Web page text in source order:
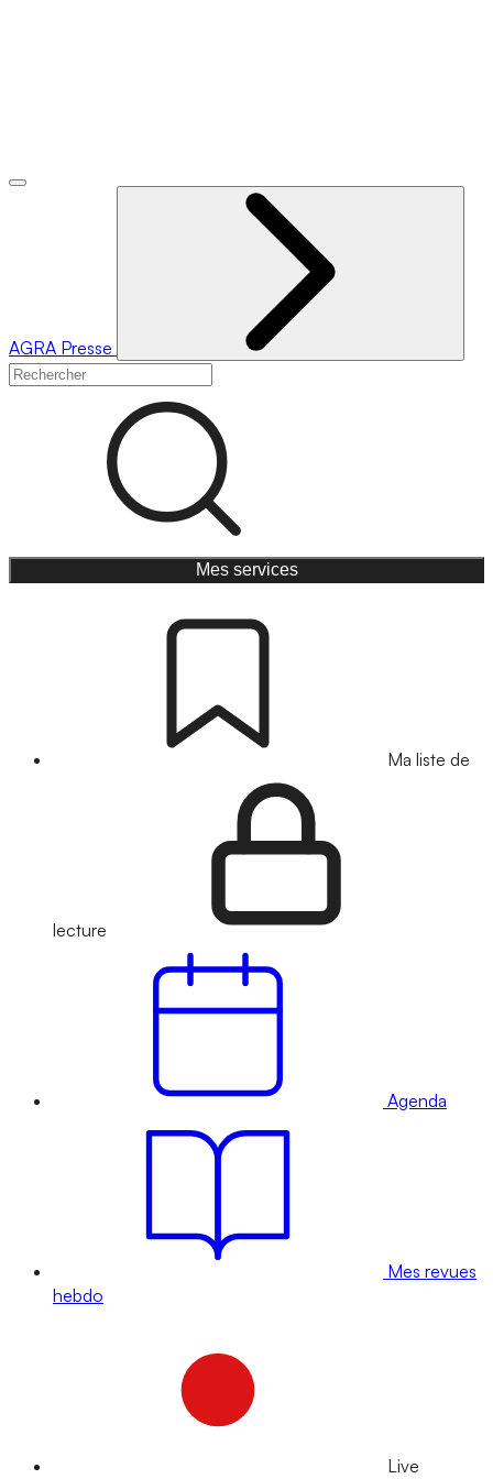
AGRA Presse
Mes services
Ma liste de
lecture
Agenda
Mes revues
hebdo
Live